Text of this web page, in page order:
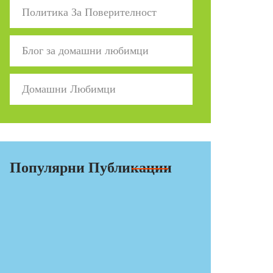
Политика За Поверителност
Блог за домашни любимци
Домашни Любимци
Популярни Публикации